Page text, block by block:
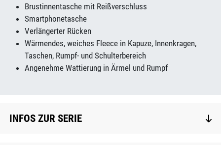
Brustinnentasche mit Reißverschluss
Smartphonetasche
Verlängerter Rücken
Wärmendes, weiches Fleece in Kapuze, Innenkragen,
Taschen, Rumpf- und Schulterbereich
Angenehme Wattierung in Ärmel und Rumpf
INFOS ZUR SERIE